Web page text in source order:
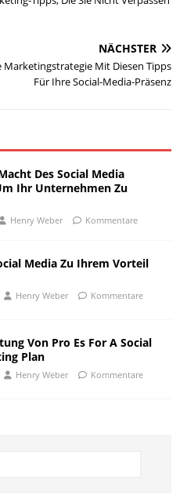
NÄCHSTER
Marketingstrategie Mit Diesen Tipps
Für Ihre Social-Media-Präsenz
Des Social Media
Ihr Unternehmen Zu
Henry Weber
Kommentare
Media Zu Ihrem Vorteil
Henry Weber
Kommentare
Von Pro Es For A Social
Plan
Henry Weber
Kommentare